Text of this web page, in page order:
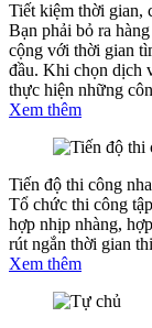
Tiết kiệm thời gian,
Bạn phải bỏ ra
cộng với thời gian
đầu. Khi chọn dịch
thực hiện những
Xem thêm
Tiến độ thi công
Tổ chức thi công
hợp nhịp nhàng,
rút ngắn thời gian
Xem thêm